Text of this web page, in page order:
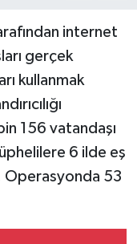
internet
gerçek
kullanmak
156 vatandaşı
6 ilde eş
Operasyonda 53